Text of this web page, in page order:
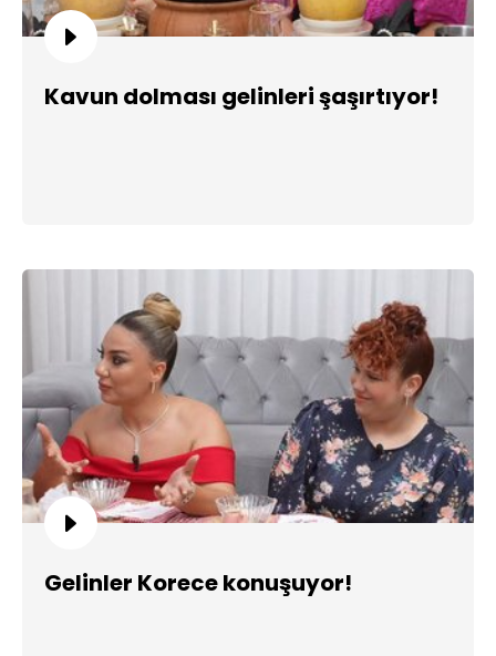
Kavun dolması gelinleri şaşırtıyor!
Gelinler Korece konuşuyor!